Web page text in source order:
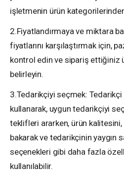
işletmenin ürün
2.Fiyatlandırmaya ve miktara
fiyatlarını karşılaştırmak için,
kontrol edin ve sipariş ettiğiniz
belirleyin.
3.Tedarikçiyi seçmek:
kullanarak, uygun tedarikçiyi
teklifleri ararken, ürün
bakarak ve tedarikçinin yaygın
seçenekleri gibi daha fazla
kullanılabilir.